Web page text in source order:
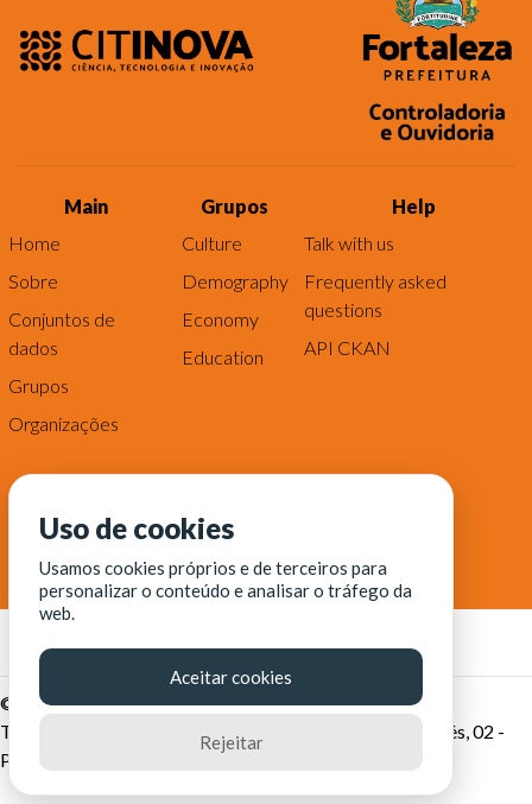
Main
Home
Sobre
Conjuntos de
dados
Grupos
Organizações
Grupos
Culture
Demography
Economy
Education
Help
Talk with us
Frequently asked
questions
API CKAN
© Fortaleza Digital || CITINOVA - Fundação de Ciência,
Tecnologia e Inovação de Fortaleza - Rua dos Tremembés, 02 -
Praia de Iracema - Fortaleza-CE
Uso de cookies
Usamos cookies próprios e de terceiros para
personalizar o conteúdo e analisar o tráfego da
web.
Aceitar cookies
Rejeitar